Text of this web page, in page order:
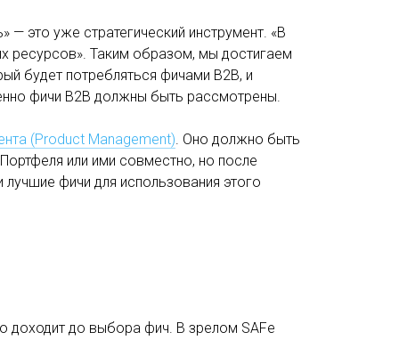
это уже стратегический инструмент. «В
ресурсов». Таким образом, мы достигаем
будет потребляться фичами B2B, и
фичи B2B должны быть рассмотрены.
(Product Management). Оно должно быть
или ими совместно, но после
фичи для использования этого
доходит до выбора фич. В зрелом SAFe